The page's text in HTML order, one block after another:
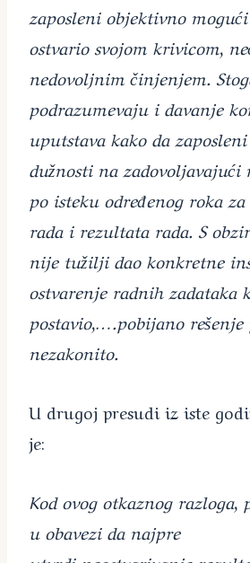
zaposleni objektivno
ostvario svojom krivicom,
nedovoljnim činjenjem.
podrazumevaju i davanje
uputstava kako da
dužnosti na
po isteku određenog roka
rada i rezultata rada. S
nije tužilji dao konkretne
ostvarenje radnih zadataka
postavio,….pobijano rešenje
nezakonito.
U drugoj presudi iz iste
je:
Kod ovog otkaznog razloga,
u obavezi da najpre